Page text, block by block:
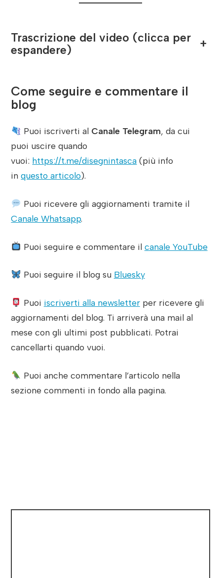
Trascrizione del video (clicca per
espandere)
+
Come seguire e commentare il
blog
Puoi iscriverti al Canale Telegram, da cui
puoi uscire quando
vuoi: https://t.me/disegnintasca (più info
inquesto articolo).
Puoi ricevere gli aggiornamenti tramite il
Canale Whatsapp.
Puoi seguire e commentare il canale YouTube
Puoi seguire il blog su Bluesky
Puoi iscriverti alla newsletterper ricevere gli
aggiornamenti del blog. Ti arriverà una mail al
mese con gli ultimi post pubblicati. Potrai
cancellarti quando vuoi.
Puoi anche commentare l’articolo nella
sezione commenti in fondo alla pagina.